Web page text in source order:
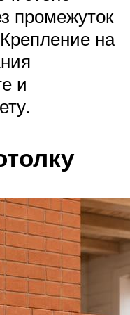
промежуток
на
и